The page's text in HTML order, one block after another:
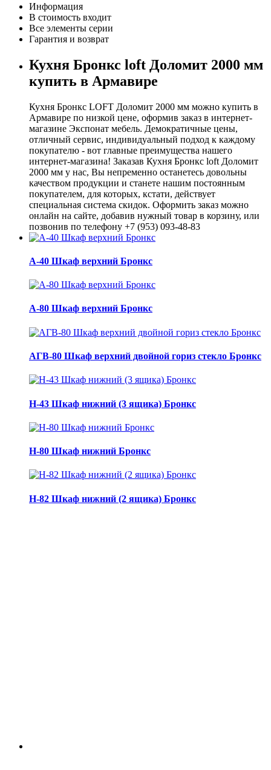
Информация
В стоимость входит
Все элементы серии
Гарантия и возврат
Кухня Бронкс loft Доломит 2000 мм
купить в Армавире
Кухня Бронкс LOFT Доломит 2000 мм можно купить в
Армавире по низкой цене, оформив заказ в интернет-
магазине Экспонат мебель. Демократичные цены,
отличный сервис, индивидуальный подход к каждому
покупателю - вот главные преимущества нашего
интернет-магазина! Заказав Кухня Бронкс loft Доломит
2000 мм у нас, Вы непременно останетесь довольны
качеством продукции и станете нашим постоянным
покупателем, для которых, кстати, действует
специальная система скидок. Оформить заказ можно
онлайн на сайте, добавив нужный товар в корзину, или
позвонив по телефону +7 (953) 093-48-83
А-40 Шкаф верхний Бронкс
А-80 Шкаф верхний Бронкс
АГВ-80 Шкаф верхний двойной гориз стекло Бронкс
Н-43 Шкаф нижний (3 ящика) Бронкс
Н-80 Шкаф нижний Бронкс
Н-82 Шкаф нижний (2 ящика) Бронкс